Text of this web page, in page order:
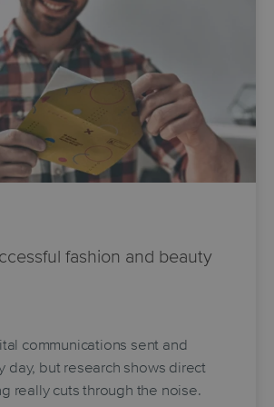
fashion and beauty
communications sent and
day, but research shows direct
really cuts through the noise.